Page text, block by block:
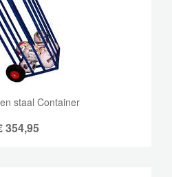
staal Container
354,95